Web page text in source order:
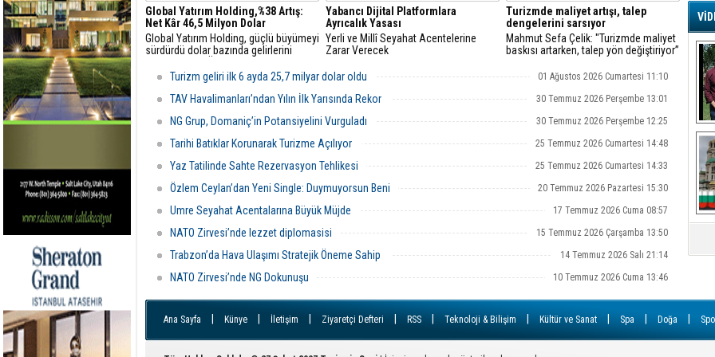
Global Yatırım Holding,%38 Artış:
Net Kâr 46,5 Milyon Dolar
Global Yatırım Holding, güçlü büyümeyi
sürdürdü dolar bazında gelirlerini
Yabancı Dijital Platformlara
Ayrıcalık Yasası
Yerli ve Millî Seyahat Acentelerine
Zarar Verecek
Turizmde maliyet artışı, talep
dengelerini sarsıyor
Mahmut Sefa Çelik: "Turizmde maliyet
baskısı artarken, talep yön değiştiriyor”
Turizm geliri ilk 6 ayda 25,7 milyar dolar oldu 01 Ağustos 2026 Cumartesi 11:10
TAV Havalimanları’ndan Yılın İlk Yarısında Rekor 30 Temmuz 2026 Perşembe 13:01
NG Grup, Domaniç’in Potansiyelini Vurguladı 30 Temmuz 2026 Perşembe 12:25
Tarihi Batıklar Korunarak Turizme Açılıyor 25 Temmuz 2026 Cumartesi 14:48
Yaz Tatilinde Sahte Rezervasyon Tehlikesi 25 Temmuz 2026 Cumartesi 14:33
Özlem Ceylan’dan Yeni Single: Duymuyorsun Beni 20 Temmuz 2026 Pazartesi 15:30
Umre Seyahat Acentalarına Büyük Müjde 17 Temmuz 2026 Cuma 08:57
NATO Zirvesi’nde lezzet diplomasisi 15 Temmuz 2026 Çarşamba 13:50
Trabzon’da Hava Ulaşımı Stratejik Öneme Sahip 14 Temmuz 2026 Salı 21:14
NATO Zirvesi’nde NG Dokunuşu 10 Temmuz 2026 Cuma 13:46
Ana Sayfa Künye İletişim Ziyaretçi Defteri RSS Teknoloji & Bilişim Kültür ve Sanat Spa Doğa